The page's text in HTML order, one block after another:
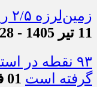
زمین‌لرزه ۲/۵ ریشتری مورموری را لرزاند
11 تیر 1405 - 8:28
۹۳ نقطه در
گرفته است 01 فروردین 1405 - 21:30